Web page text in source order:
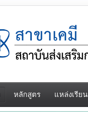
หลักสูตร แหล่งเรีย